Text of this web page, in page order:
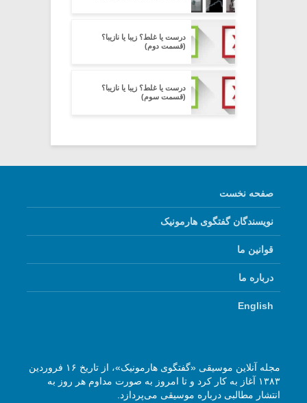
درست یا غلط؟ زیبا یا نازیبا؟
(قسمت دوم)
درست یا غلط؟ زیبا یا نازیبا؟
(قسمت سوم)
صفحه نخست
نویسندگان گفتگوی هارمونیک
قوانین ما
درباره ما
English
مجله آنلاین موسیقی «گفتگوی هارمونیک»، از تاریخ ۱۶ فروردین
۱۳۸۳ آغاز به کار کرد و تا امروز به صورت مداوم هر روز به
انتشار مطالبی درباره موسیقی می‌پردازد.